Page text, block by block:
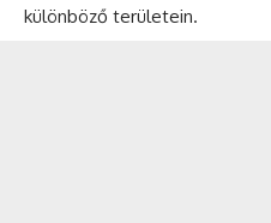
különböző területein.